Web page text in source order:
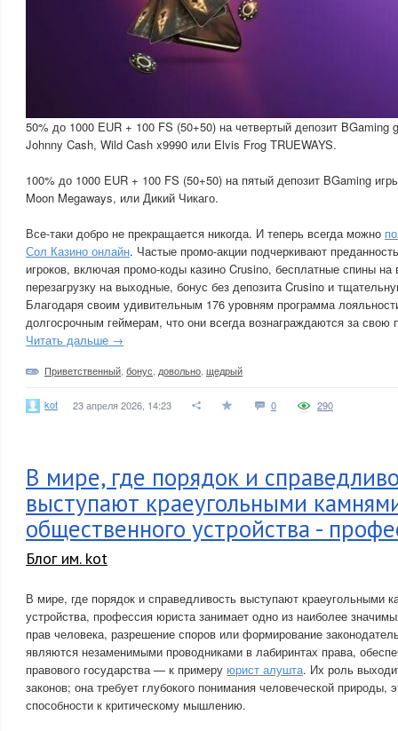
50% до 1000 EUR + 100 FS (50+50) на четвертый депозит BGaming
Johnny Cash, Wild Cash x9990 или Elvis Frog TRUEWAYS.
100% до 1000 EUR + 100 FS (50+50) на пятый депозит BGaming
Moon Megaways, или Дикий Чикаго.
Все-таки добро не прекращается никогда. И теперь всегда можно
Сол Казино онлайн. Частые промо-акции подчеркивают
игроков, включая промо-коды казино Crusino, бесплатные спины на
перезагрузку на выходные, бонус без депозита Crusino и
Благодаря своим удивительным 176 уровням программа
долгосрочным геймерам, что они всегда вознаграждаются за свою
Читать дальше →
Приветственный бонус довольно щедрый
kot 23 апреля 2026, 14:23 0 290
В мире, где порядок и
выступают краеугольными
общественного устройства -
Блог им. kot
В мире, где порядок и справедливость выступают краеугольными
устройства, профессия юриста занимает одно из наиболее
прав человека, разрешение споров или формирование
являются незаменимыми проводниками в лабиринтах права,
правового государства — к примеру юрист алушта. Их роль
законов; она требует глубокого понимания человеческой природы,
способности к критическому мышлению.